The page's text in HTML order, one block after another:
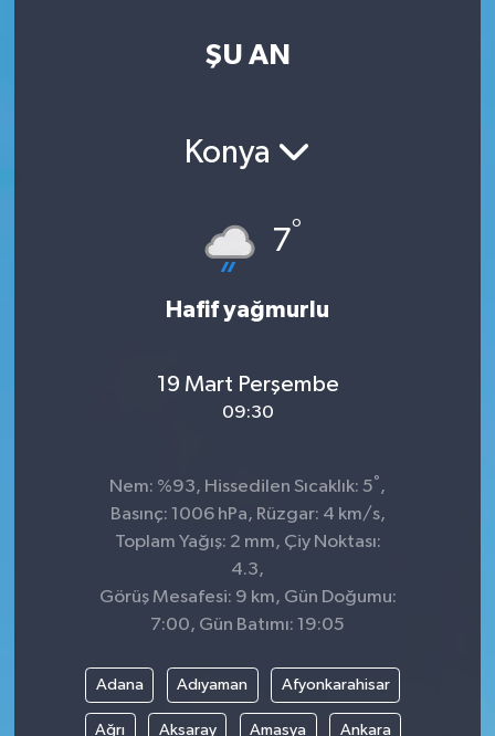
ŞU AN
Konya
7°
Hafif yağmurlu
19 Mart Perşembe
09:30
Nem: %93, Hissedilen Sıcaklık: 5°,
Basınç: 1006 hPa, Rüzgar: 4 km/s,
Toplam Yağış: 2 mm, Çiy Noktası:
4.3,
Görüş Mesafesi: 9 km, Gün Doğumu:
7:00, Gün Batımı: 19:05
Adana Adıyaman Afyonkarahisar
Ağrı Aksaray Amasya Ankara